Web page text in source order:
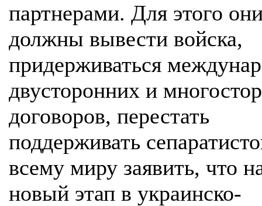
партнерами. Для этого
должны вывести войска,
придерживаться
двусторонних и
договоров, перестать
поддерживать
всему миру заявить, что
новый этап в украинско-